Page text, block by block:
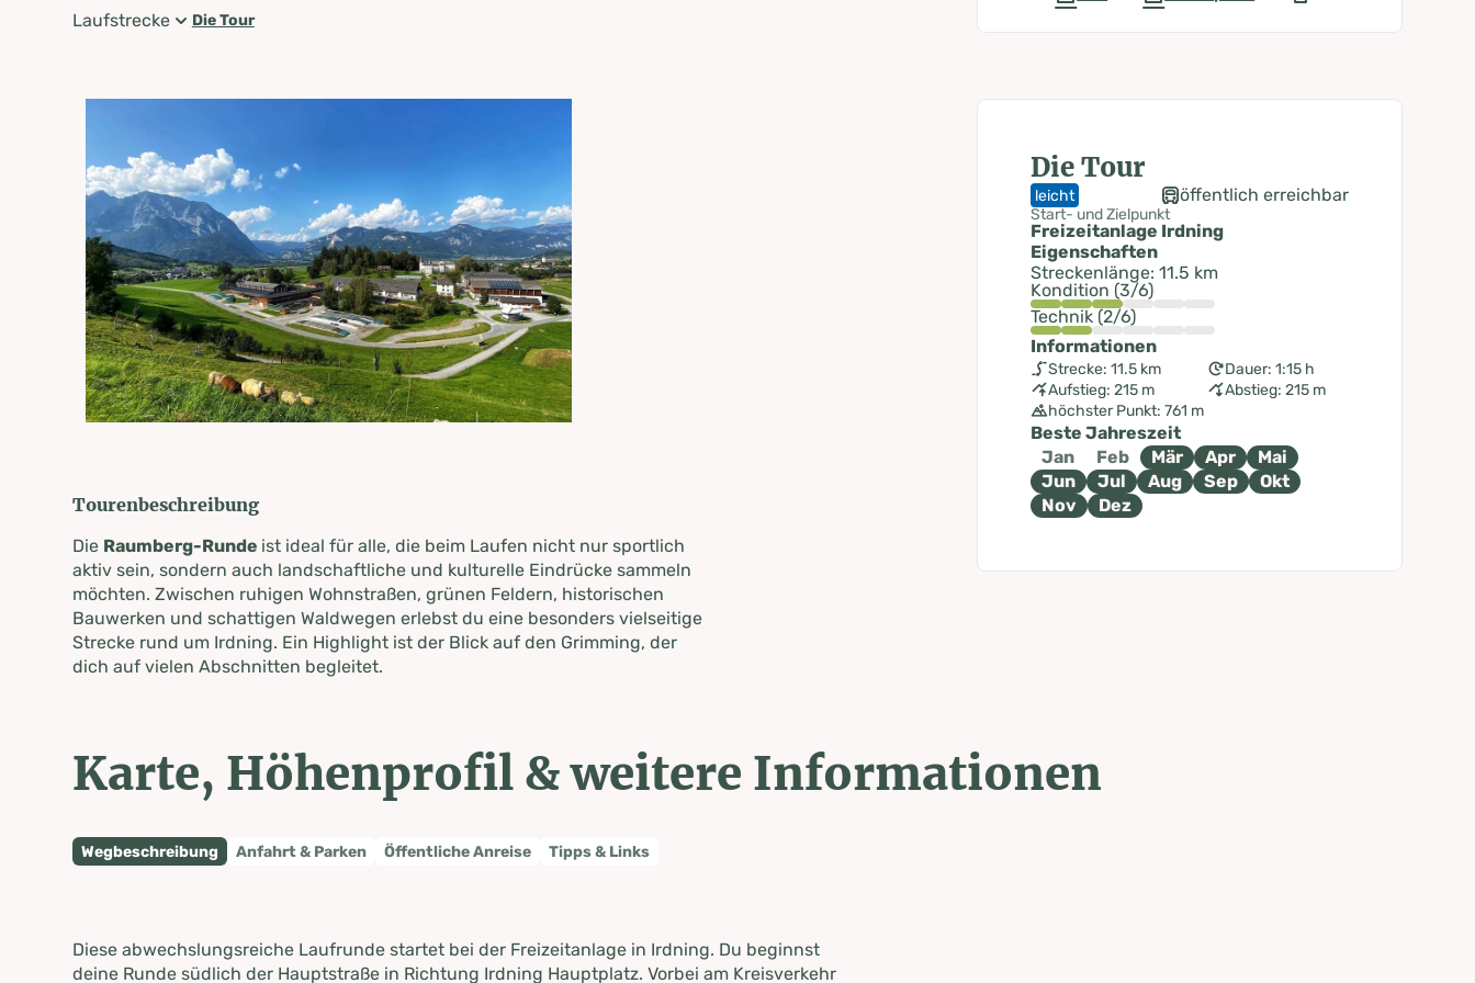
Laufstrecke Die Tour
Tourenbeschreibung
Die Raumberg-Runde ist ideal für alle, die beim Laufen nicht nur sportlich
aktiv sein, sondern auch landschaftliche und kulturelle Eindrücke sammeln
möchten. Zwischen ruhigen Wohnstraßen, grünen Feldern, historischen
Bauwerken und schattigen Waldwegen erlebst du eine besonders vielseitige
Strecke rund um Irdning. Ein Highlight ist der Blick auf den Grimming, der
dich auf vielen Abschnitten begleitet.
Die Tour
leicht öffentlich erreichbar
Start- und Zielpunkt
Freizeitanlage Irdning
Eigenschaften
Streckenlänge: 11.5 km
Kondition (3/6)
Technik (2/6)
Informationen
Strecke: 11.5 km
Dauer: 1:15 h
Aufstieg: 215 m
Abstieg: 215 m
höchster Punkt: 761 m
Beste Jahreszeit
Jan
Feb Mär Apr
Mai
Jun
Jul Aug Sep
Okt
Nov
Dez
Karte, Höhenprofil & weitere Informationen
Wegbeschreibung Anfahrt & Parken Öffentliche Anreise Tipps & Links
Diese abwechslungsreiche Laufrunde startet bei der Freizeitanlage in Irdning. Du beginnst
deine Runde südlich der Hauptstraße in Richtung Irdning Hauptplatz. Vorbei am Kreisverkehr